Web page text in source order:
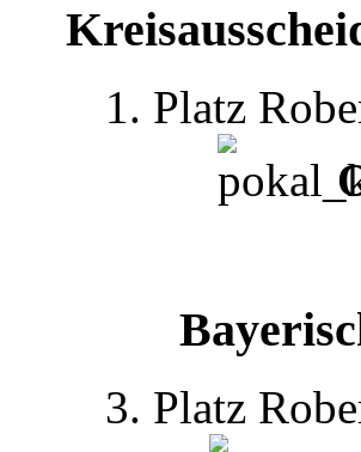
1. Platz
3. Platz